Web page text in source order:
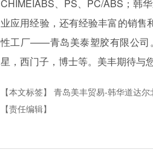
CHIMEIABS、PS、PC/ABS；韩
业应用经验，还有经验丰富的销
性工厂——青岛美泰塑胶有限公司
星，西门子，博士等。美丰期待与
【本文标签】 青岛美丰贸易-韩华道达尔
【责任编辑】